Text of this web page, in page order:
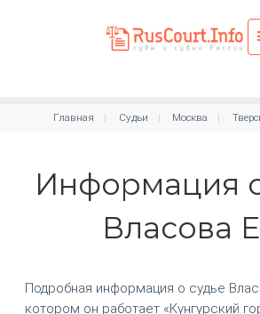
Главная Судьи Москва
Информация
Власова
Подробная информация о судье
котором он работает «Кунгурский